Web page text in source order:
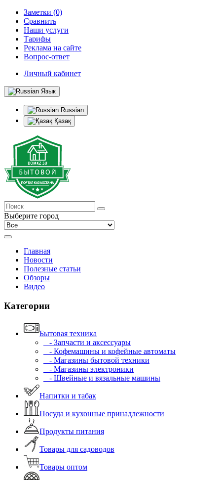
Заметки (0)
Сравнить
Наши услуги
Тарифы
Реклама на сайте
Вопрос-ответ
Личный кабинет
Язык
Russian
Қазақ
Выберите город
Главная
Новости
Полезные статьи
Обзоры
Видео
Категории
Бытовая техника
- Запчасти и аксессуары
- Кофемашины и кофейные автоматы
- Магазины бытовой техники
- Магазины электроники
- Швейные и вязальные машины
Напитки и табак
Посуда и кухонные принадлежности
Продукты питания
Товары для садоводов
Товары оптом